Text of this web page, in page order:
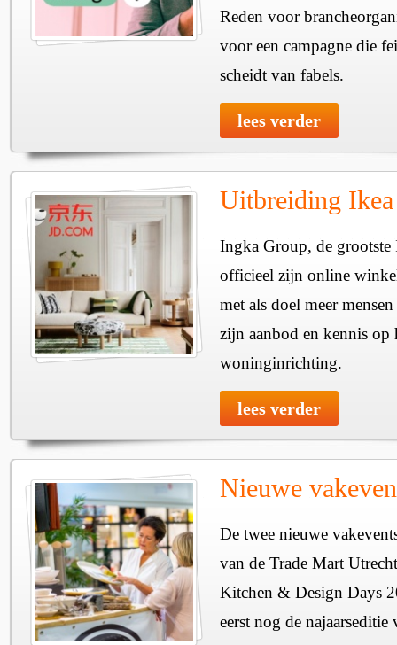
Reden voor
voor een campagne die
scheidt van fabels.
lees verder
Uitbreiding
Ingka Group, de grootste
officieel zijn online
met als doel meer
zijn aanbod en kennis op
woninginrichting.
lees verder
Nieuwe
De twee nieuwe
van de Trade Mart
Kitchen & Design Days
eerst nog de najaarseditie